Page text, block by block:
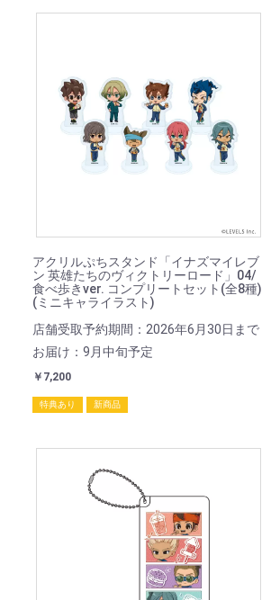
アクリルぷちスタンド「イナズマイレブ
ン 英雄たちのヴィクトリーロード」04/
食べ歩きver. コンプリートセット(全8種)
(ミニキャライラスト)
店舗受取予約期間：2026年6月30日まで
お届け：9月中旬予定
￥7,200
特典あり 新商品